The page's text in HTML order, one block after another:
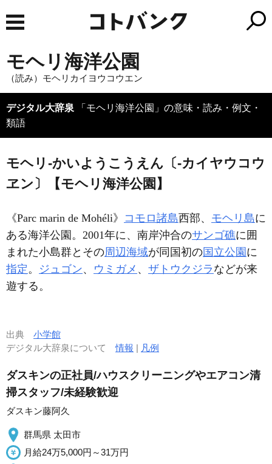
モヘリ海洋公園
（読み）モヘリカイヨウコウエン
デジタル大辞泉 「モヘリ海洋公園」の意味・読み・例文・
類語
モヘリ‐かいようこうえん〔‐カイヤウコウ
ヱン〕【モヘリ海洋公園】
《Parc marin de Mohéli》 コモロ諸島西部、 モヘリ島に
ある海洋公園。2001年に、南岸沖合のサンゴ礁に囲
まれた小島群とその周辺海域が同国初の国立公園 に
指定。 ジュゴン、 ウミガメ 、 ザトウクジラ などが来
遊する。
出典 小学館
デジタル大辞泉について情報 | 凡例
ダスキンの正社員/ハウスクリーニングやエアコン清
掃スタッフ/未経験歓迎
ダスキン藤阿久
群馬県 太田市
月給24万5,000円～31万円